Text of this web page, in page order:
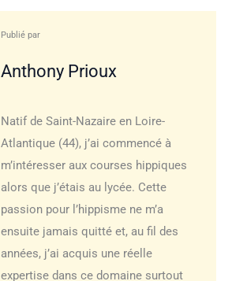
Publié par
Anthony Prioux
Natif de Saint-Nazaire en Loire-
Atlantique (44), j’ai commencé à
m’intéresser aux courses hippiques
alors que j’étais au lycée. Cette
passion pour l’hippisme ne m’a
ensuite jamais quitté et, au fil des
années, j’ai acquis une réelle
expertise dans ce domaine surtout